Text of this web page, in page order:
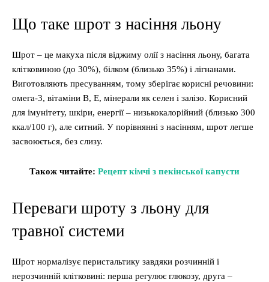
Що таке шрот з насіння льону
Шрот – це макуха після віджиму олії з насіння льону, багата
клітковиною (до 30%), білком (близько 35%) і лігнанами.
Виготовляють пресуванням, тому зберігає корисні речовини:
омега-3, вітаміни B, E, мінерали як селен і залізо. Корисний
для імунітету, шкіри, енергії – низькокалорійний (близько 300
ккал/100 г), але ситний. У порівнянні з насінням, шрот легше
засвоюється, без слизу.
Також читайте: Рецепт кімчі з пекінської капусти
Переваги шроту з льону для
травної системи
Шрот нормалізує перистальтику завдяки розчинній і
нерозчинній клітковині: перша регулює глюкозу, друга –